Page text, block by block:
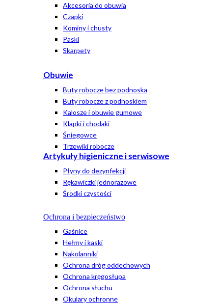
Akcesoria do obuwia
Czapki
Kominy i chusty
Paski
Skarpety
Obuwie
Buty robocze bez podnoska
Buty robocze z podnoskiem
Kalosze i obuwie gumowe
Klapki i chodaki
Śniegowce
Trzewiki robocze
Artykuły higieniczne i serwisowe
Płyny do dezynfekcji
Rękawiczki jednorazowe
Środki czystości
Ochrona i bezpieczeństwo
Gaśnice
Hełmy i kaski
Nakolanniki
Ochrona dróg oddechowych
Ochrona kręgosłupa
Ochrona słuchu
Okulary ochronne